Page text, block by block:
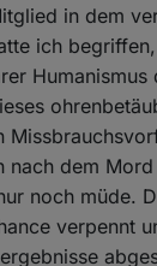
in dem
ich
Humanismus
nach dem Mord
noch müde.
verpennt